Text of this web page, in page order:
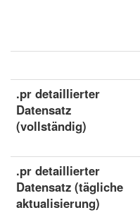
.pr detaillierter
Datensatz
(vollständig)
.pr detaillierter
Datensatz (tägliche
aktualisierung)